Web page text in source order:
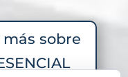
sobre